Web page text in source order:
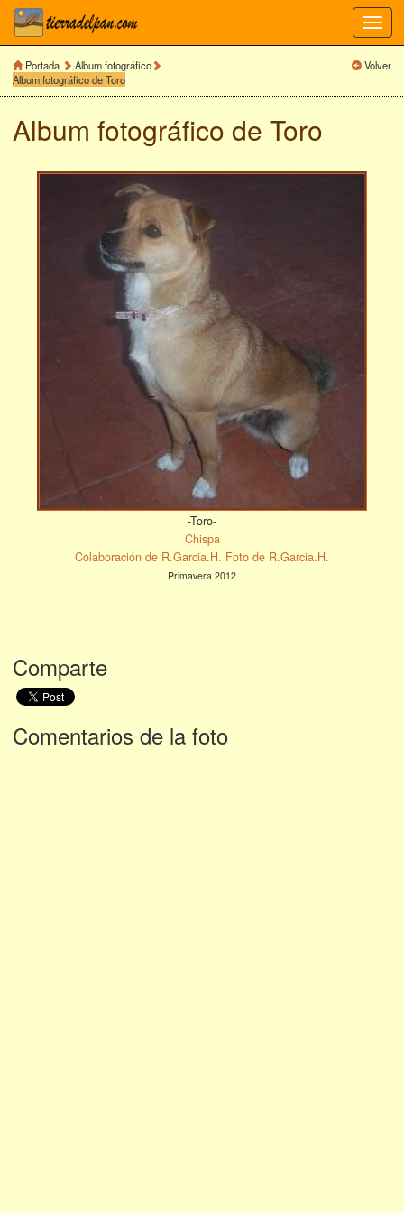
Portada
Album fotográfico
Album fotográfico de Toro
Volver
Album fotográfico de Toro
-Toro-
Chispa
Colaboración de R.Garcia.H. Foto de R.Garcia.H.
Primavera 2012
Comparte
Comentarios de la foto